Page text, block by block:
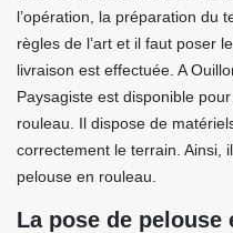
l’opération, la préparation du
règles de l’art et il faut poser
livraison est effectuée. A
Paysagiste est disponible
rouleau. Il dispose de
correctement le terrain. Ainsi,
pelouse en rouleau.
La pose de pelouse